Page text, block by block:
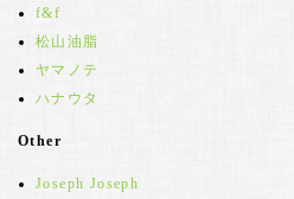
f&f
松山油脂
ヤマノテ
ハナウタ
Other
Joseph Joseph